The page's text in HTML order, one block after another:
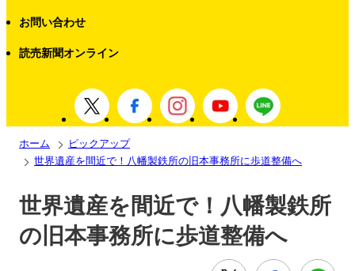
お問い合わせ
読売新聞オンライン
ホーム
ピックアップ
世界遺産を間近で！八幡製鉄所の旧本事務所に歩道整備へ
世界遺産を間近で！八幡製鉄所
の旧本事務所に歩道整備へ